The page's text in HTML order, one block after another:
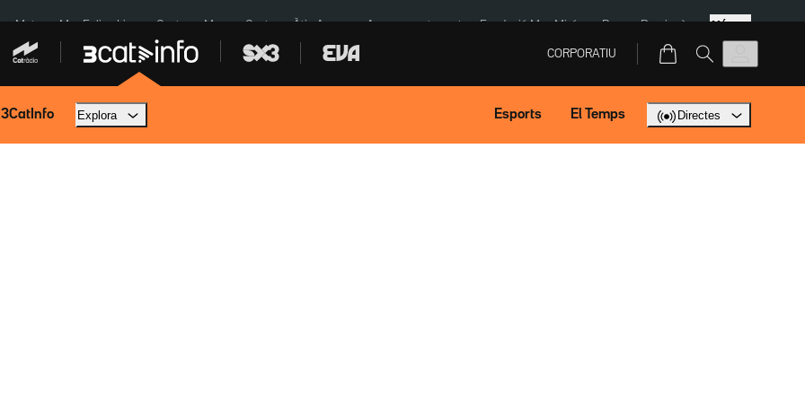
a Meta Mor Felipe Lipe Ceuta Menors Ceuta Àtic Ayuso Aparcament agost Fundació Mas Miró eBay Perpinyà Més
CORPORATIU
3CatInfo Explora Esports El Temps Directes